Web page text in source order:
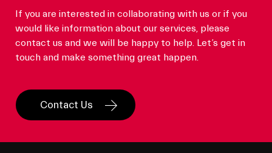
If you are interested in collaborating with us or if you
would like information about our services, please
contact us and we will be happy to help. Let’s get in
touch and make something great happen.
Contact Us